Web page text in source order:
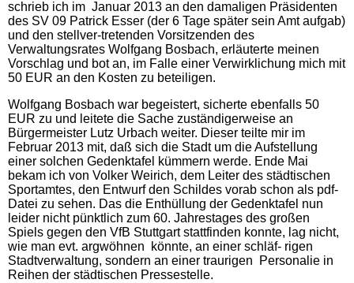
schrieb ich im Januar 2013 an den damaligen Präsidenten
des SV 09 Patrick Esser (der 6 Tage später sein Amt aufgab)
und den stellver-tretenden Vorsitzenden des
Verwaltungsrates Wolfgang Bosbach, erläuterte meinen
Vorschlag und bot an, im Falle einer Verwirklichung mich mit
50 EUR an den Kosten zu beteiligen.
Wolfgang Bosbach war begeistert, sicherte ebenfalls 50
EUR zu und leitete die Sache zuständigerweise an
Bürgermeister Lutz Urbach weiter. Dieser teilte mir im
Februar 2013 mit, daß sich die Stadt um die Aufstellung
einer solchen Gedenktafel kümmern werde. Ende Mai
bekam ich von Volker Weirich, dem Leiter des städtischen
Sportamtes, den Entwurf den Schildes vorab schon als pdf-
Datei zu sehen. Das die Enthüllung der Gedenktafel nun
leider nicht pünktlich zum 60. Jahrestages des großen
Spiels gegen den VfB Stuttgart stattfinden konnte, lag nicht,
wie man evt. argwöhnen könnte, an einer schläf- rigen
Stadtverwaltung, sondern an einer traurigen Personalie in
Reihen der städtischen Pressestelle.